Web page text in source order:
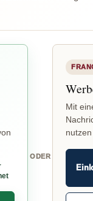
ODER
Mit